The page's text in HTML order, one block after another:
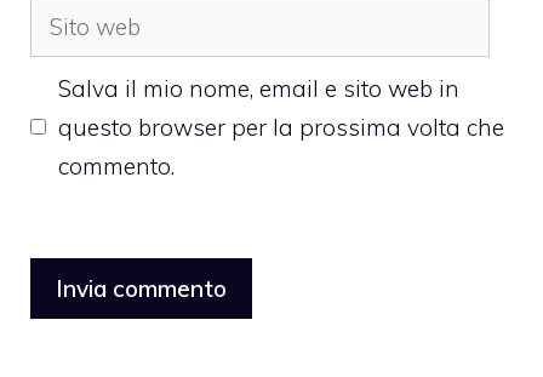
Sito
web
Salva il mio nome, email e sito web in
questo browser per la prossima volta che
commento.